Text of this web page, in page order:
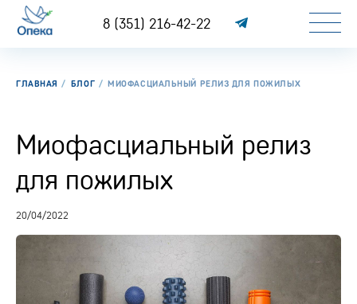
8 (351) 216-42-22
ГЛАВНАЯ БЛОГ МИОФАСЦИАЛЬНЫЙ РЕЛИЗ ДЛЯ ПОЖИЛЫХ
Миофасциальный релиз
для пожилых
20/04/2022